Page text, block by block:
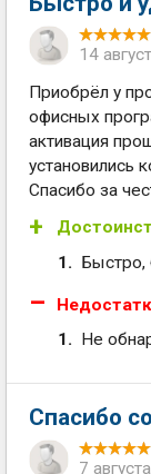
14
Приобрёл у
офисных
активация
установились
Спасибо за
Быстро,
Не
Спасибо
7